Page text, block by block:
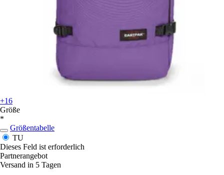
+16
Größe
*
Größentabelle
TU
Dieses Feld ist erforderlich
Partnerangebot
Versand in 5 Tagen